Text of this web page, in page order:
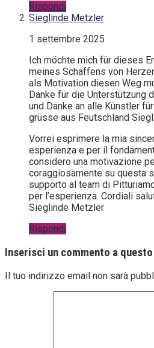
Rispondi
Sieglinde Metzler
1 settembre 2025
Ich möchte mich für dieses
meines Schaffens von
als Motivation diesen Weg
Danke für die Unterstützung
und Danke an alle Künstler
grüsse aus Feutschland
Vorrei esprimere la mia
esperienza e per il
considero una motivazione
coraggiosamente su questa
supporto al team di
per l’esperienza. Cordiali
Sieglinde Metzler
Rispondi
Inserisci un commento a
Il tuo indirizzo email non sarà